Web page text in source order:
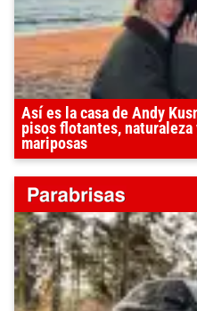
Así es la casa de Andy
pisos flotantes,
mariposas